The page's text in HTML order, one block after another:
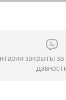
закрыты за